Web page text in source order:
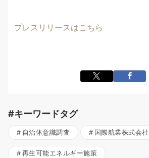
プレスリリースはこちら
#キーワードタグ
自治体意識調査 国際航業株式会社
再生可能エネルギー施策